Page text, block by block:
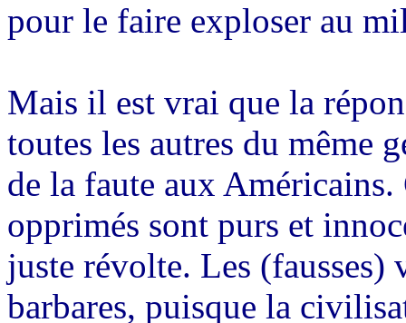
pour le faire exploser au
Mais il est vrai que la
toutes les autres du même
de la faute aux Américains.
opprimés sont purs et
juste révolte. Les
barbares, puisque la